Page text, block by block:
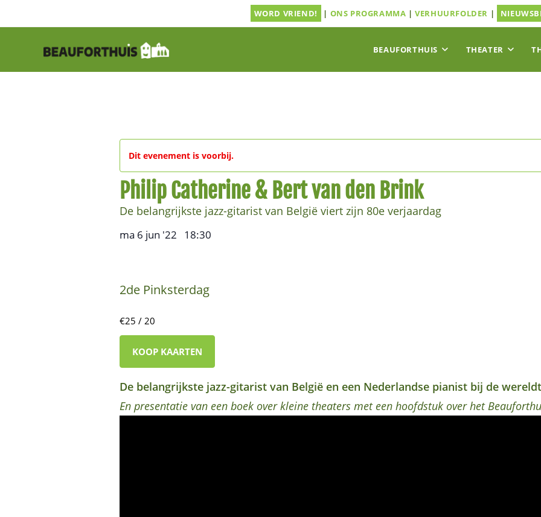
WORD VRIEND! | ONS PROGRAMMA |VERHUURFOLDER |
BEAUFORTHUIS THEATER
Dit evenement is voorbij.
Philip Catherine & Bert van den Brink
De belangrijkste jazz-gitarist van België viert zijn 80e verjaardag
ma 6 jun '22 18:30
2de Pinksterdag
€25 / 20
KOOP KAARTEN
De belangrijkste jazz-gitarist van België en een Nederlandse pianist bij de
En presentatie van een boek over kleine theaters met een hoofdstuk over het